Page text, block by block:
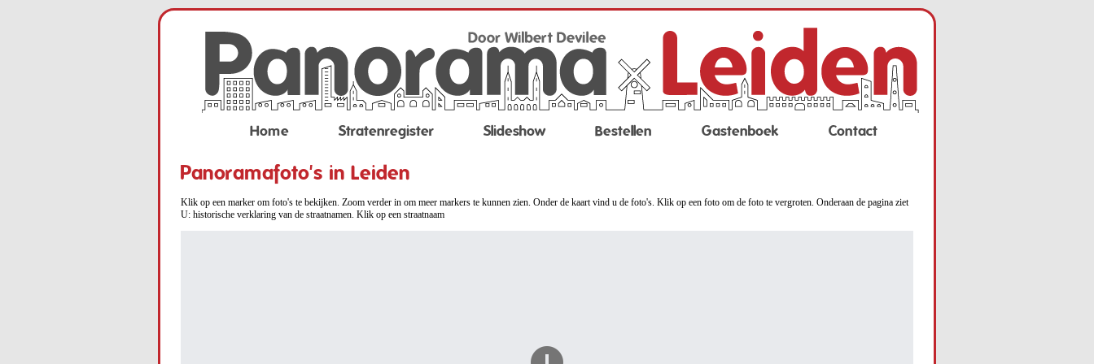
Home Stratenregister Slideshow Bestellen Gastenboek Contact
Panoramafoto's in Leiden
Klik op een marker om foto's te bekijken. Zoom verder in om meer markers te kunnen zien. Onder de kaart vind u de foto's. Klik op een foto om de foto te vergroten. Onderaan de pagina ziet
U: historische verklaring van de straatnamen. Klik op een straatnaam